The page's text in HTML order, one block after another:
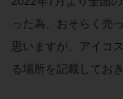
った為、おそらく売
思いますが、アイコ
る場所を記載しておき